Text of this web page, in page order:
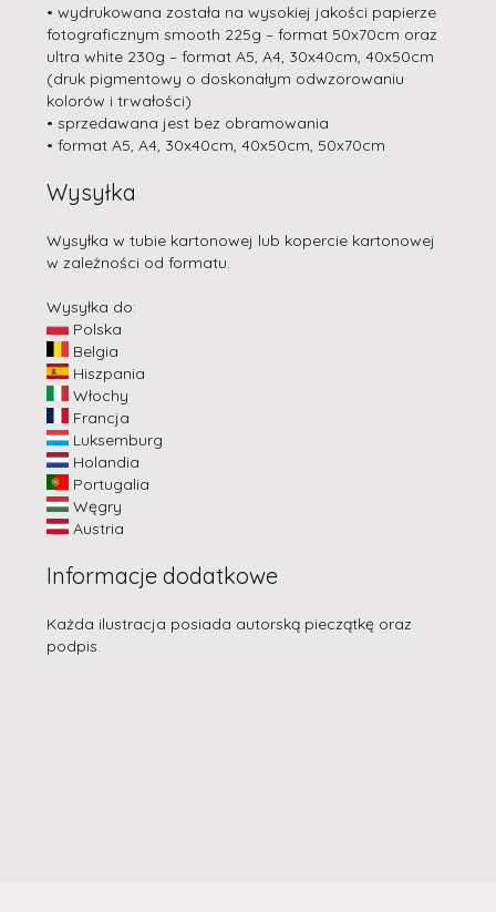
• wydrukowana została na wysokiej jakości papierze
fotograficznym smooth 225g – format 50x70cm oraz
ultra white 230g – format A5, A4, 30x40cm, 40x50cm
(druk pigmentowy o doskonałym odwzorowaniu
kolorów i trwałości)
• sprzedawana jest bez obramowania
• format A5, A4, 30x40cm, 40x50cm, 50x70cm
Wysyłka
Wysyłka w tubie kartonowej lub kopercie kartonowej
w zależności od formatu.
Wysyłka do:
Polska
Belgia
Hiszpania
Włochy
Francja
Luksemburg
Holandia
Portugalia
Węgry
Austria
Informacje dodatkowe
Każda ilustracja posiada autorską pieczątkę oraz
podpis.